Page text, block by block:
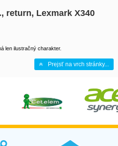
return, Lexmark X340
len ilustračný charakter.
Prejsť na vrch stránky...